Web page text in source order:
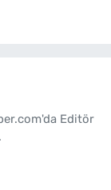
Editör